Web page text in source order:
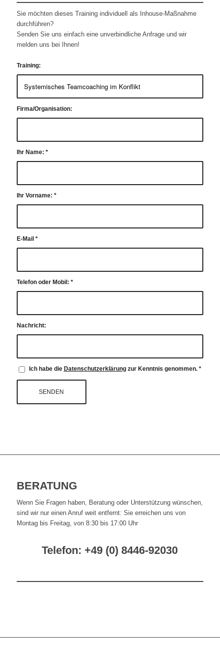
Sie möchten dieses Training individuell als Inhouse-Maßnahme
durchführen?
Senden Sie uns einfach eine unverbindliche Anfrage und wir
melden uns bei Ihnen!
Training:
Firma/Organisation:
Ihr Name: *
Ihr Vorname: *
E-Mail *
Telefon oder Mobil: *
Nachricht:
Ich habe die Datenschutzerklärungzur Kenntnis genommen. *
BERATUNG
Wenn Sie Fragen haben, Beratung oder Unterstützung wünschen,
sind wir nur einen Anruf weit entfernt: Sie erreichen uns von
Montag bis Freitag, von 8:30 bis 17:00 Uhr
Telefon: +49 (0) 8446-92030